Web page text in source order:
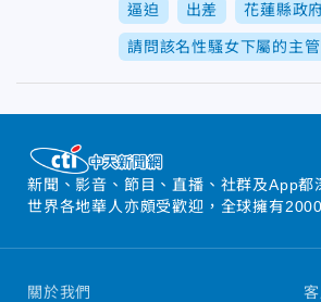
逼迫 出差 花蓮縣政
請問該名性騷女下屬的主
新聞、影音、節目、直播、社群及App都
世界各地華人亦頗受歡迎，全球擁有
關於我們